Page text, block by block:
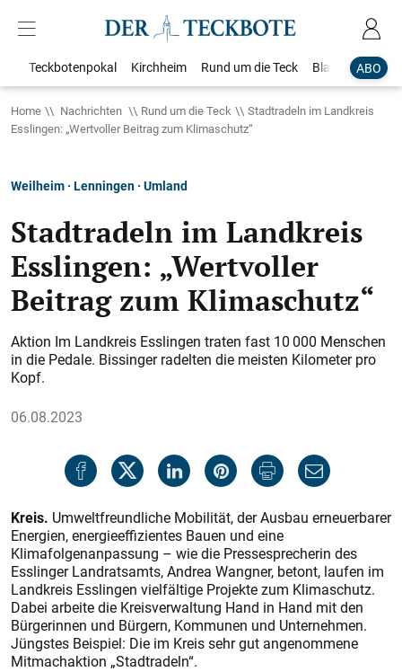
ABO
Teckbotenpokal Kirchheim Rund um die Teck Blaulicht
Home Nachrichten Rund um die Teck
Stadtradeln im Landkreis
Esslingen: „Wertvoller Beitrag zum Klimaschutz“
Weilheim · Lenningen · Umland
Stadtradeln im Landkreis
Esslingen: „Wertvoller
Beitrag zum Klimaschutz“
Aktion Im Landkreis Esslingen traten fast 10 000 Menschen
in die Pedale. Bissinger radelten die meisten Kilometer pro
Kopf.
06.08.2023
Kreis. Umweltfreundliche Mobilität, der Ausbau erneuerbarer
Energien, energieeffizientes Bauen und eine
Klimafolgenanpassung – wie die Pressesprecherin des
Esslinger Landratsamts, Andrea Wangner, betont, laufen im
Landkreis Esslingen vielfältige Projekte zum Klimaschutz.
Dabei arbeite die Kreisverwaltung Hand in Hand mit den
Bürgerinnen und Bürgern, Kommunen und Unternehmen.
Jüngstes Beispiel: Die im Kreis sehr gut angenommene
Mitmachaktion „Stadtradeln“.